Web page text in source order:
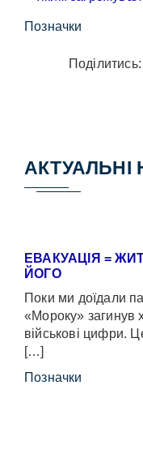
Позначки
Поділитись:
АКТУАЛЬНІ
ЕВАКУАЦІЯ =
ЙОГО
Поки ми доїдали
«Мороку» загинув
військові цифри.
[…]
Позначки